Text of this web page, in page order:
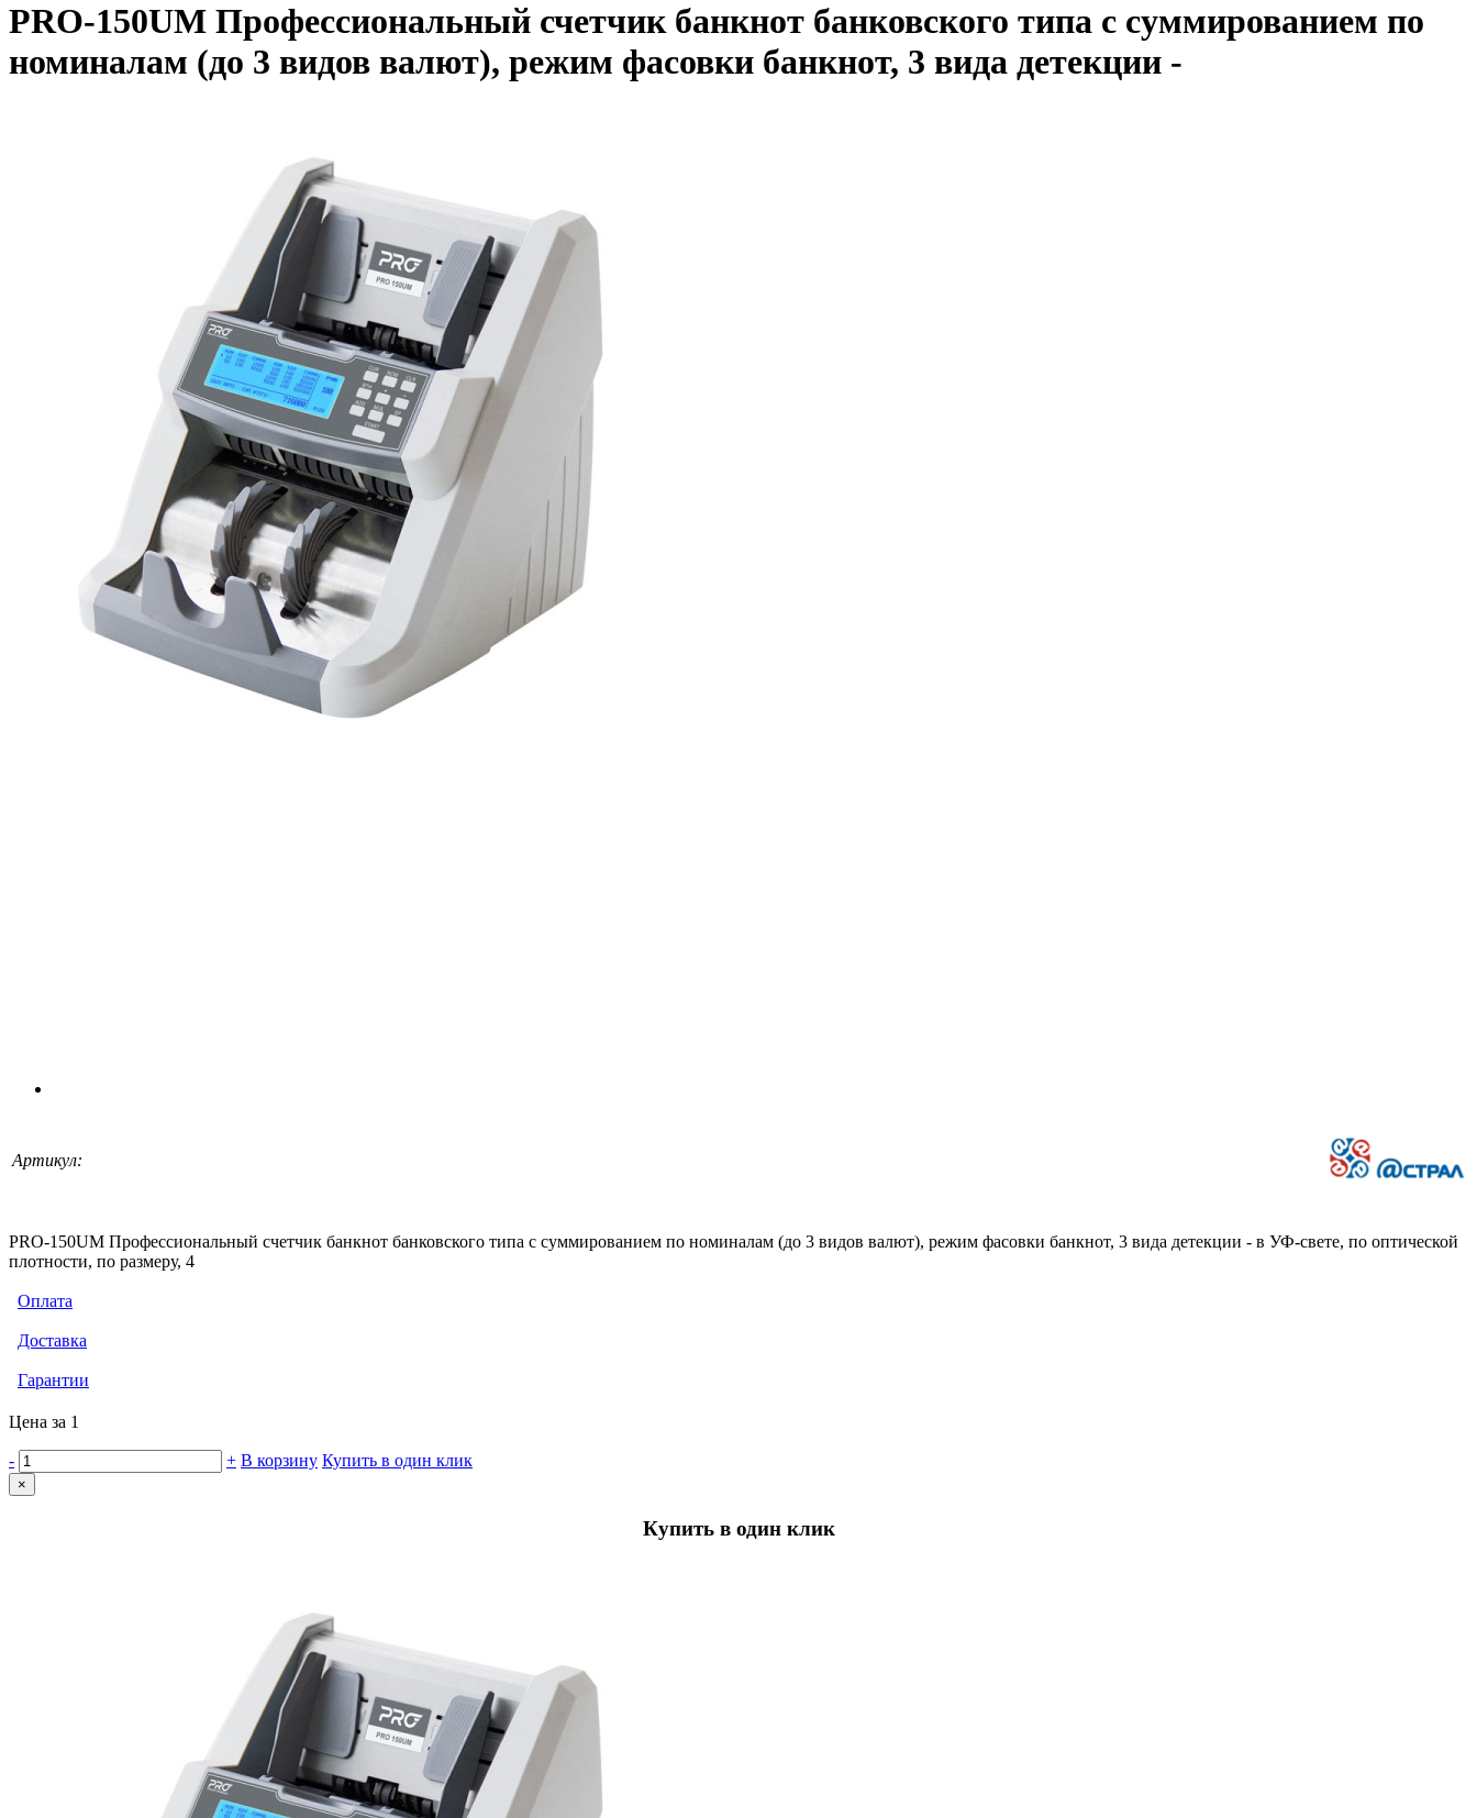
PRO-150UM Профессиональный счетчик банкнот банковского типа с суммированием по
номиналам (до 3 видов валют), режим фасовки банкнот, 3 вида детекции -
Артикул:
PRO-150UM Профессиональный счетчик банкнот банковского типа с суммированием по номиналам (до 3 видов валют), режим фасовки банкнот, 3 вида детекции - в УФ-свете, по оптической
плотности, по размеру, 4
Оплата
Доставка
Гарантии
Цена за 1
- + В корзину Купить в один клик
×
Купить в один клик